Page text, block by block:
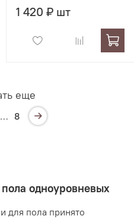
1 420 ₽ шт
еще
… 8
одноуровневых
для пола принято